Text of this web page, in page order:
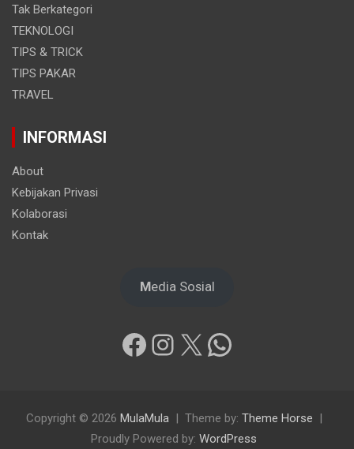
Tak Berkategori
TEKNOLOGI
TIPS & TRICK
TIPS PAKAR
TRAVEL
INFORMASI
About
Kebijakan Privasi
Kolaborasi
Kontak
Media Sosial
Facebook
Instagram
X WhatsApp
Copyright © 2026 MulaMula Theme by: Theme Horse
Proudly Powered by: WordPress